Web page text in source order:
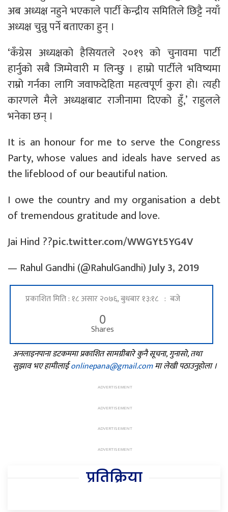
अब अध्यक्ष नहुने भएकाले पार्टी केन्द्रीय समितिले छिट्टै नयाँ
अध्यक्ष चुन्नु पर्ने बताएका हुन् ।
‘कँग्रेस अध्यक्षको हैसियतले २०१९ को चुनावमा पार्टी
हार्नुको सबै जिम्मेवारी म लिन्छु । हाम्रो पार्टीले भविष्यमा
राम्रो गर्नका लागि जवाफदेहिता महत्वपूर्ण कुरा हो। त्यही
कारणले मैले अध्यक्षबाट राजीनामा दिएको हुँ,’ राहुलले
भनेका छन् ।
It is an honour for me to serve the Congress
Party, whose values and ideals have served as
the lifeblood of our beautiful nation.
I owe the country and my organisation a debt
of tremendous gratitude and love.
Jai Hind ??pic.twitter.com/WWGYt5YG4V
— Rahul Gandhi (@RahulGandhi)July 3, 2019
प्रकाशित मिति : १८ असार २०७६, बुधबार १३:१८ : बजे
0
Shares
अनलाइनपाना डटकममा प्रकाशित सामग्रीबारे कुनै सूचना, गुनासो, तथा
सुझाव भए हामीलाईonlinepana@gmail.comमा लेखी पठाउनुहोला ।
प्रतिक्रिया